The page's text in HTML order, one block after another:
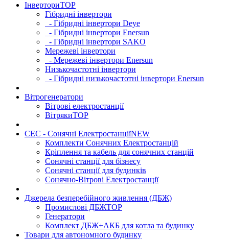
ІнверториTOP
Гібридні інвертори
- Гібридні інвертори Deye
- Гібридні інвертори Enersun
- Гібридні інвертори SAKO
Мережеві інвертори
- Мережеві інвертори Enersun
Низькочастотні інвертори
- Гібридні низькочастотні інвертори Enersun
Вітрогенератори
Вітрові електростанції
ВітрякиTOP
СЕС - Сонячні ЕлектростанціїNEW
Комплекти Сонячних Електростанцій
Кріплення та кабель для сонячних станцій
Сонячні станції для бізнесу
Сонячні станції для будинків
Сонячно-Вітрові Електростанції
Джерела безперебійного живлення (ДБЖ)
Промислові ДБЖTOP
Генератори
Комплект ДБЖ+АКБ для котла та будинку
Товари для автономного будинку